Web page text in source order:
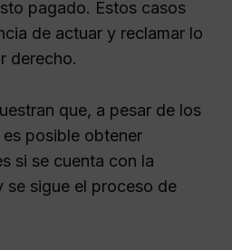
pagado. Estos casos
de actuar y reclamar lo
derecho.
que, a pesar de los
posible obtener
si se cuenta con la
se sigue el proceso de